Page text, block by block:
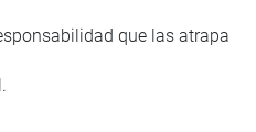
que las atrapa